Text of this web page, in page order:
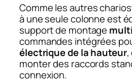
Comme les autres
à une seule colonne est
support de montage
commandes intégrées
électrique de la hauteur,
monter des raccords
connexion.